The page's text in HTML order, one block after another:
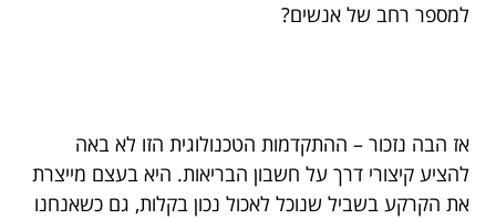
למספר רחב של אנשים?
אז הבה נזכור – ההתקדמות הטכנולוגית הזו לא באה
להציע קיצורי דרך על חשבון הבריאות. היא בעצם מייצרת
את הקרקע בשביל שנוכל לאכול נכון בקלות, גם כשאנחנו